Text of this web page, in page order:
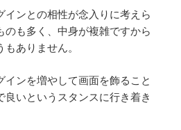
インとの相性が念入りに考えら
のも多く、中身が複雑ですから
ありません。
インを増やして画面を飾ること
良いというスタンスに行き着き